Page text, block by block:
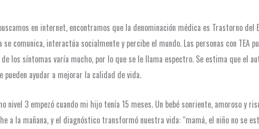
en internet, encontramos que la denominación médica es Trastorno
se comunica, interactúa socialmente y percibe el mundo. Las personas con
los síntomas varía mucho, por lo que se le llama espectro. Se estima que el
ayudar a mejorar la calidad de vida.
nivel 3 empezó cuando mi hijo tenía 15 meses. Un bebé sonriente, amoroso y
a la mañana, y el diagnóstico transformó nuestra vida: “mamá, el niño no se